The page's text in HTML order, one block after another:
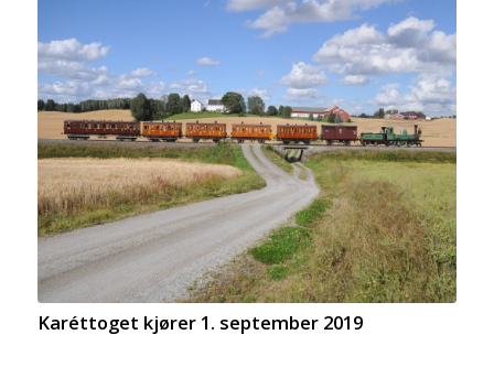
Karéttoget kjører 1. september 2019